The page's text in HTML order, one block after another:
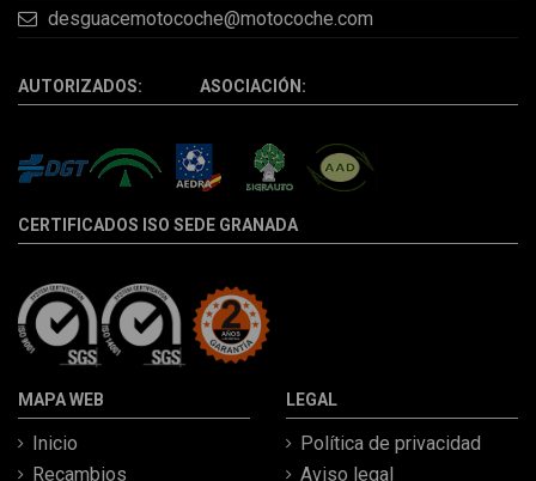
desguacemotocoche@motocoche.com
AUTORIZADOS: ASOCIACIÓN:
CERTIFICADOS ISO SEDE GRANADA
MAPA WEB
Inicio
Recambios
LEGAL
Política de privacidad
Aviso legal